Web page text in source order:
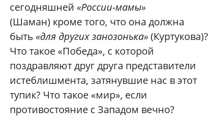
сегодняшней «России-мамы»
(Шаман) кроме того, что она должна
быть «для других занозонька»(Куртукова)?
Что такое «Победа», с которой
поздравляют друг друга представители
истеблишмента, затянувшие нас в этот
тупик? Что такое «мир», если
противостояние с Западом вечно?